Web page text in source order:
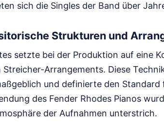
sich die Singles der Band über
Strukturen und
setzte bei der Produktion auf eine
Streicher-Arrangements. Diese
und definierte den
des Fender Rhodes Pianos
der Aufnahmen unterstrich.